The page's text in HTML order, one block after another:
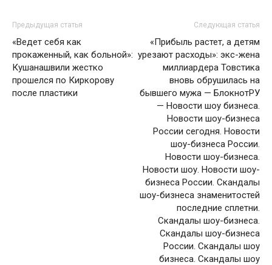
Предыдущая статья
«Ведет себя как
прокаженный, как больной»:
Кушанашвили жестко
прошелся по Киркорову
после пластики
Следующая статья
«Прибыль растет, а детям
урезают расходы»: экс-жена
миллиардера Товстика
вновь обрушилась на
бывшего мужа — БлокнотРУ
— Новости шоу бизнеса.
Новости шоу-бизнеса
России сегодня. Новости
шоу-бизнеса России.
Новости шоу-бизнеса.
Новости шоу. Новости шоу-
бизнеса России. Скандалы
шоу-бизнеса знаменитостей
последние сплетни.
Скандалы шоу-бизнеса.
Скандалы шоу-бизнеса
России. Скандалы шоу
бизнеса. Скандалы шоу